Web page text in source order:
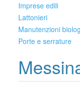
Imprese edili
Lattonieri
Manutenzioni
Porte e serrature